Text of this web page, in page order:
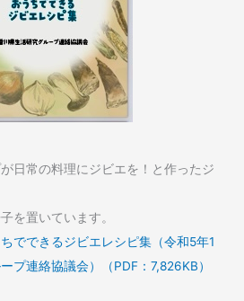
日常の料理にジビエを！と作ったジ
を置いています。
でできるジビエレシピ集（令和5年1
プ連絡協議会）（PDF：7,826KB）